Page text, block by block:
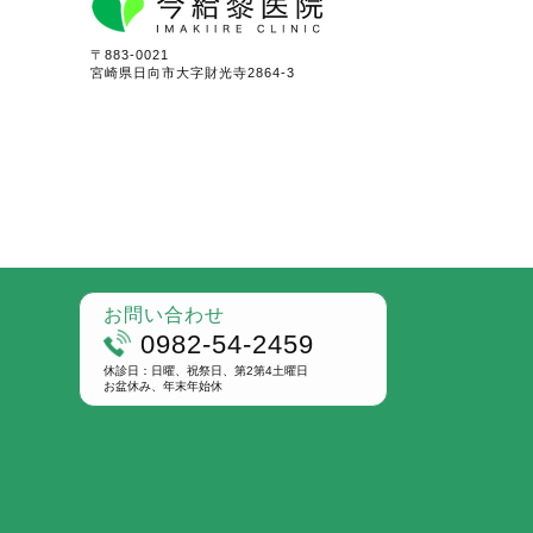
〒883-0021
宮崎県日向市大字財光寺2864-3
お問い合わせ
0982-54-2459
休診日：日曜、祝祭日、第2第4土曜日
お盆休み、年末年始休